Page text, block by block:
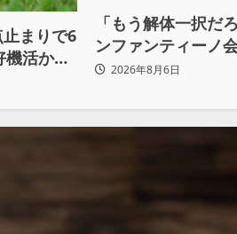
まりで6
活かせ
「もう解体一択だ
ンファンティーノ
も 批判収まらず
2026年8月6日